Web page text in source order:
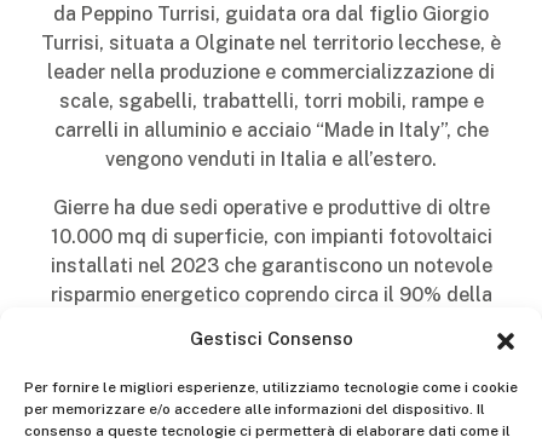
Gestisci Consenso
Per fornire le migliori esperienze, utilizziamo tecnologie come i cookie
per memorizzare e/o accedere alle informazioni del dispositivo. Il
consenso a queste tecnologie ci permetterà di elaborare dati come il
da Peppino Turrisi, guidata ora dal figlio Giorgio
Turrisi, situata a Olginate nel territorio lecchese, è
leader nella produzione e commercializzazione di
scale, sgabelli, trabattelli, torri mobili, rampe e
carrelli in alluminio e acciaio “Made in Italy”, che
vengono venduti in Italia e all’estero.
Gierre ha due sedi operative e produttive di oltre
10.000 mq di superficie, con impianti fotovoltaici
installati nel 2023 che garantiscono un notevole
risparmio energetico coprendo circa il 90% della
prodotti a catalogo comprese personalizzazioni e
prodotti esclusivi per specifici mercati o clienti.
Gierre Scale sarà presente all’edizione di